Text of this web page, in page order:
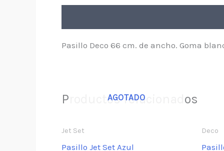
Pasillo Deco 66 cm. de ancho. Goma
Productos relacionados
AGOTADO
Jet Set
Pasillo Jet Set Azul
Deco